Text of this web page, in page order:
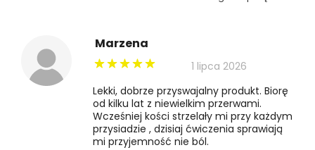
Marzena
1 lipca 2026
Lekki, dobrze przyswajalny produkt. Biorę
od kilku lat z niewielkim przerwami.
Wcześniej kości strzelały mi przy każdym
przysiadzie , dzisiaj ćwiczenia sprawiają
mi przyjemność nie ból.